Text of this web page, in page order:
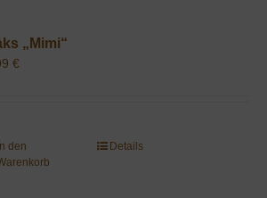
„Mimi“
€
den
Details